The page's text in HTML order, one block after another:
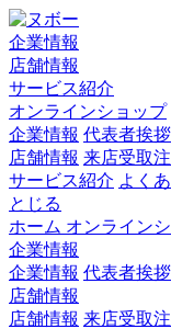
企業情報
店舗情報
サービス紹介
オンラインショップ
企業情報 代表者挨拶
店舗情報 来店受取
サービス紹介 よく
とじる
ホーム オンライン
企業情報
企業情報 代表者挨拶
店舗情報
店舗情報 来店受取